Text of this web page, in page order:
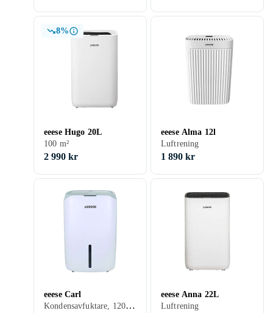
8%
eeese Hugo 20L
100 m²
2 990 kr
eeese Alma 12l
Luftrening
1 890 kr
eeese Carl
Kondensavfuktare, 120 m², 25 l/dygn, 400 W, Luftrening, Timer, Inbyggd värmare
eeese Anna 22L
Luftrening